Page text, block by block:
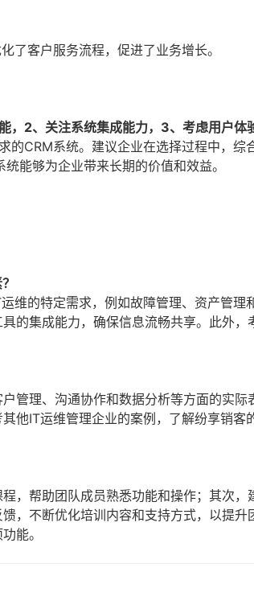
了客户服务流程，促进了业务增长。
，2、关注系统集成能力，3、考虑用户体
的CRM系统。建议企业在选择过程中，综
能够为企业带来长期的价值和效益。
维的特定需求，例如故障管理、资产管理
的集成能力，确保信息流畅共享。此外，
管理、沟通协作和数据分析等方面的实际
他IT运维管理企业的案例，了解纷享销客
，帮助团队成员熟悉功能和操作；其次，
，不断优化培训内容和支持方式，以提升
能。